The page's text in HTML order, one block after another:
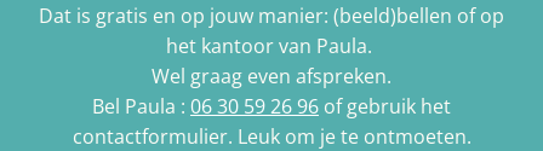
Dat is gratis en op jouw manier: (beeld)bellen of op
het kantoor van Paula.
Wel graag even afspreken.
Bel Paula : 06 30 59 26 96 of gebruik het
contactformulier. Leuk om je te ontmoeten.